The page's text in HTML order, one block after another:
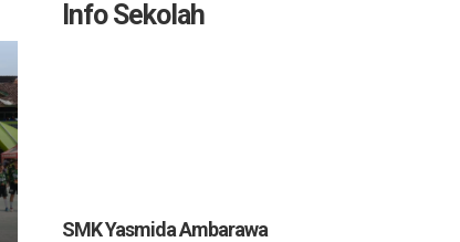
Info Sekolah
SMK Yasmida Ambarawa